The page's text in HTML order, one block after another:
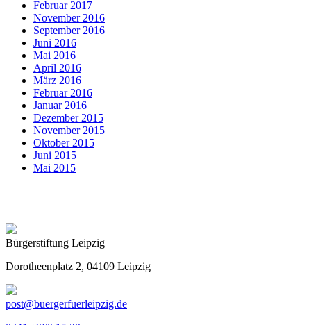
Februar 2017
November 2016
September 2016
Juni 2016
Mai 2016
April 2016
März 2016
Februar 2016
Januar 2016
Dezember 2015
November 2015
Oktober 2015
Juni 2015
Mai 2015
Bürgerstiftung Leipzig
Dorotheenplatz 2, 04109 Leipzig
post@buergerfuerleipzig.de